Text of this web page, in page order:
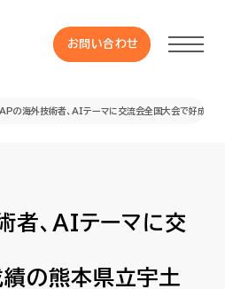
お問い合わせ
の海外技術者、AIテーマに交流会全国大会で好成績の
者、AIテーマに交
の熊本県立宇土
お問い合わせ